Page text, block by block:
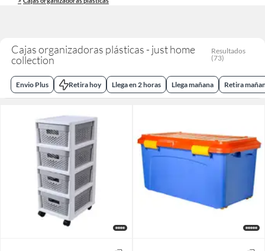
Cajas organizadoras plásticas - just home
collection
Resultados
(73)
Envio Plus Retira hoy Llega en 2 horas Llega mañana Retira